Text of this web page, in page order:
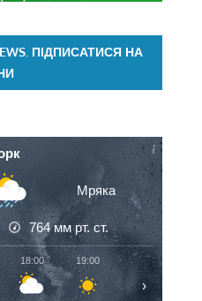
ПІДПИСАТИСЯ НА
Мряка
764мм рт. ст.
18:00 19:00 20:00
›